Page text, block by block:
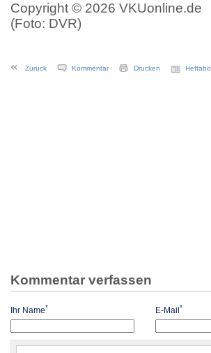
Copyright © 2026 VKUonline.de
(Foto: DVR)
Zurück Kommentar Drucken Heftabo
Kommentar verfassen
Ihr Name* E-Mail *